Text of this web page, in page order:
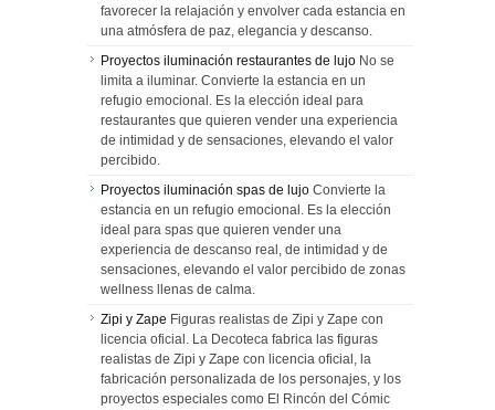
favorecer la relajación y envolver cada estancia en
una atmósfera de paz, elegancia y descanso.
Proyectos iluminación restaurantes de lujo No se
limita a iluminar. Convierte la estancia en un
refugio emocional. Es la elección ideal para
restaurantes que quieren vender una experiencia
de intimidad y de sensaciones, elevando el valor
percibido.
Proyectos iluminación spas de lujo Convierte la
estancia en un refugio emocional. Es la elección
ideal para spas que quieren vender una
experiencia de descanso real, de intimidad y de
sensaciones, elevando el valor percibido de zonas
wellness llenas de calma.
Zipi y Zape Figuras realistas de Zipi y Zape con
licencia oficial. La Decoteca fabrica las figuras
realistas de Zipi y Zape con licencia oficial, la
fabricación personalizada de los personajes, y los
proyectos especiales como El Rincón del Cómic